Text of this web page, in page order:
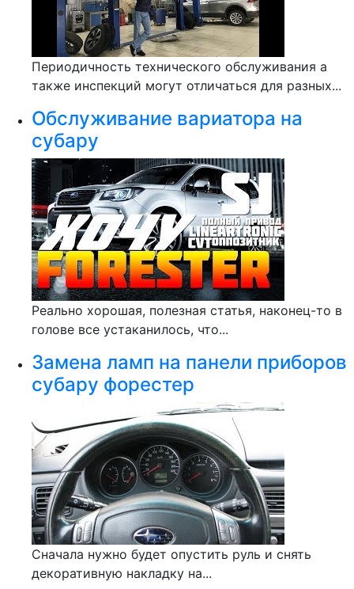
Периодичность технического обслуживания а
также инспекций могут отличаться для разных...
Обслуживание вариатора на
субару
Реально хорошая, полезная статья, наконец-то в
голове все устаканилось, что...
Замена ламп на панели приборов
субару форестер
Сначала нужно будет опустить руль и снять
декоративную накладку на...